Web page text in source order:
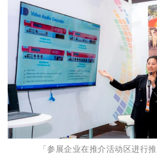
「参展企业在推介活动区进行推